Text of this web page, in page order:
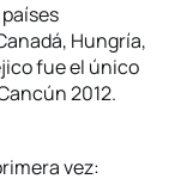
Hungría,
fue el único
2012.
vez: